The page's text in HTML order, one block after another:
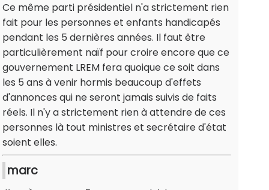
Ce même parti présidentiel n'a strictement rien
fait pour les personnes et enfants handicapés
pendant les 5 dernières années. Il faut être
particulièrement naïf pour croire encore que ce
gouvernement LREM fera quoique ce soit dans
les 5 ans à venir hormis beaucoup d'effets
d'annonces qui ne seront jamais suivis de faits
réels. Il n'y a strictement rien à attendre de ces
personnes là tout ministres et secrétaire d'état
soient elles.
marc